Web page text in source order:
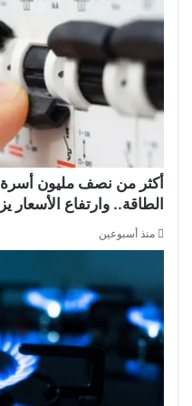
أكثر من نصف مليون أسرة
الطاقة.. وارتفاع الأسعار
منذ أسبوعين